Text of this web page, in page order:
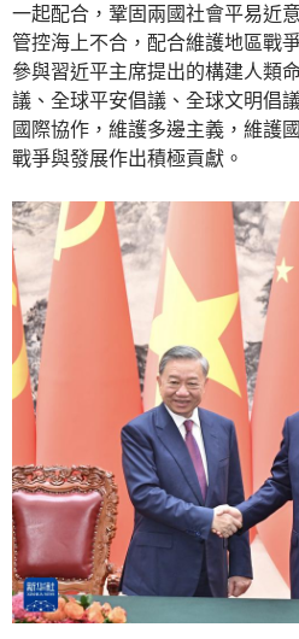
一起配合，鞏固兩國社會平易近
管控海上不合，配合維護地區戰
參與習近平主席提出的構建人類
議、全球平安倡議、全球文明倡
國際協作，維護多邊主義，維護
戰爭與發展作出積極貢獻。